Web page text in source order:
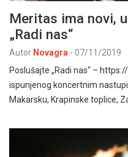
Meritas ima novi,
„Radi nas“
Autor Novagra - 07/11/2019
Poslušajte „Radi nas“ –
ispunjenog koncertnim
Makarsku, Krapinske toplice,